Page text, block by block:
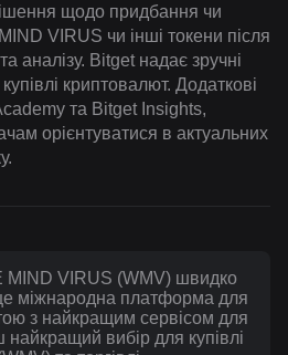
щодо придбання чи
VIRUS чи інші токени після
аналізу. Bitget надає зручні
криптовалют. Додаткові
та Bitget Insights,
орієнтуватися в актуальних
MIND VIRUS (WMV) швидко
міжнародна платформа для
з найкращим сервісом для
вибір для купівлі